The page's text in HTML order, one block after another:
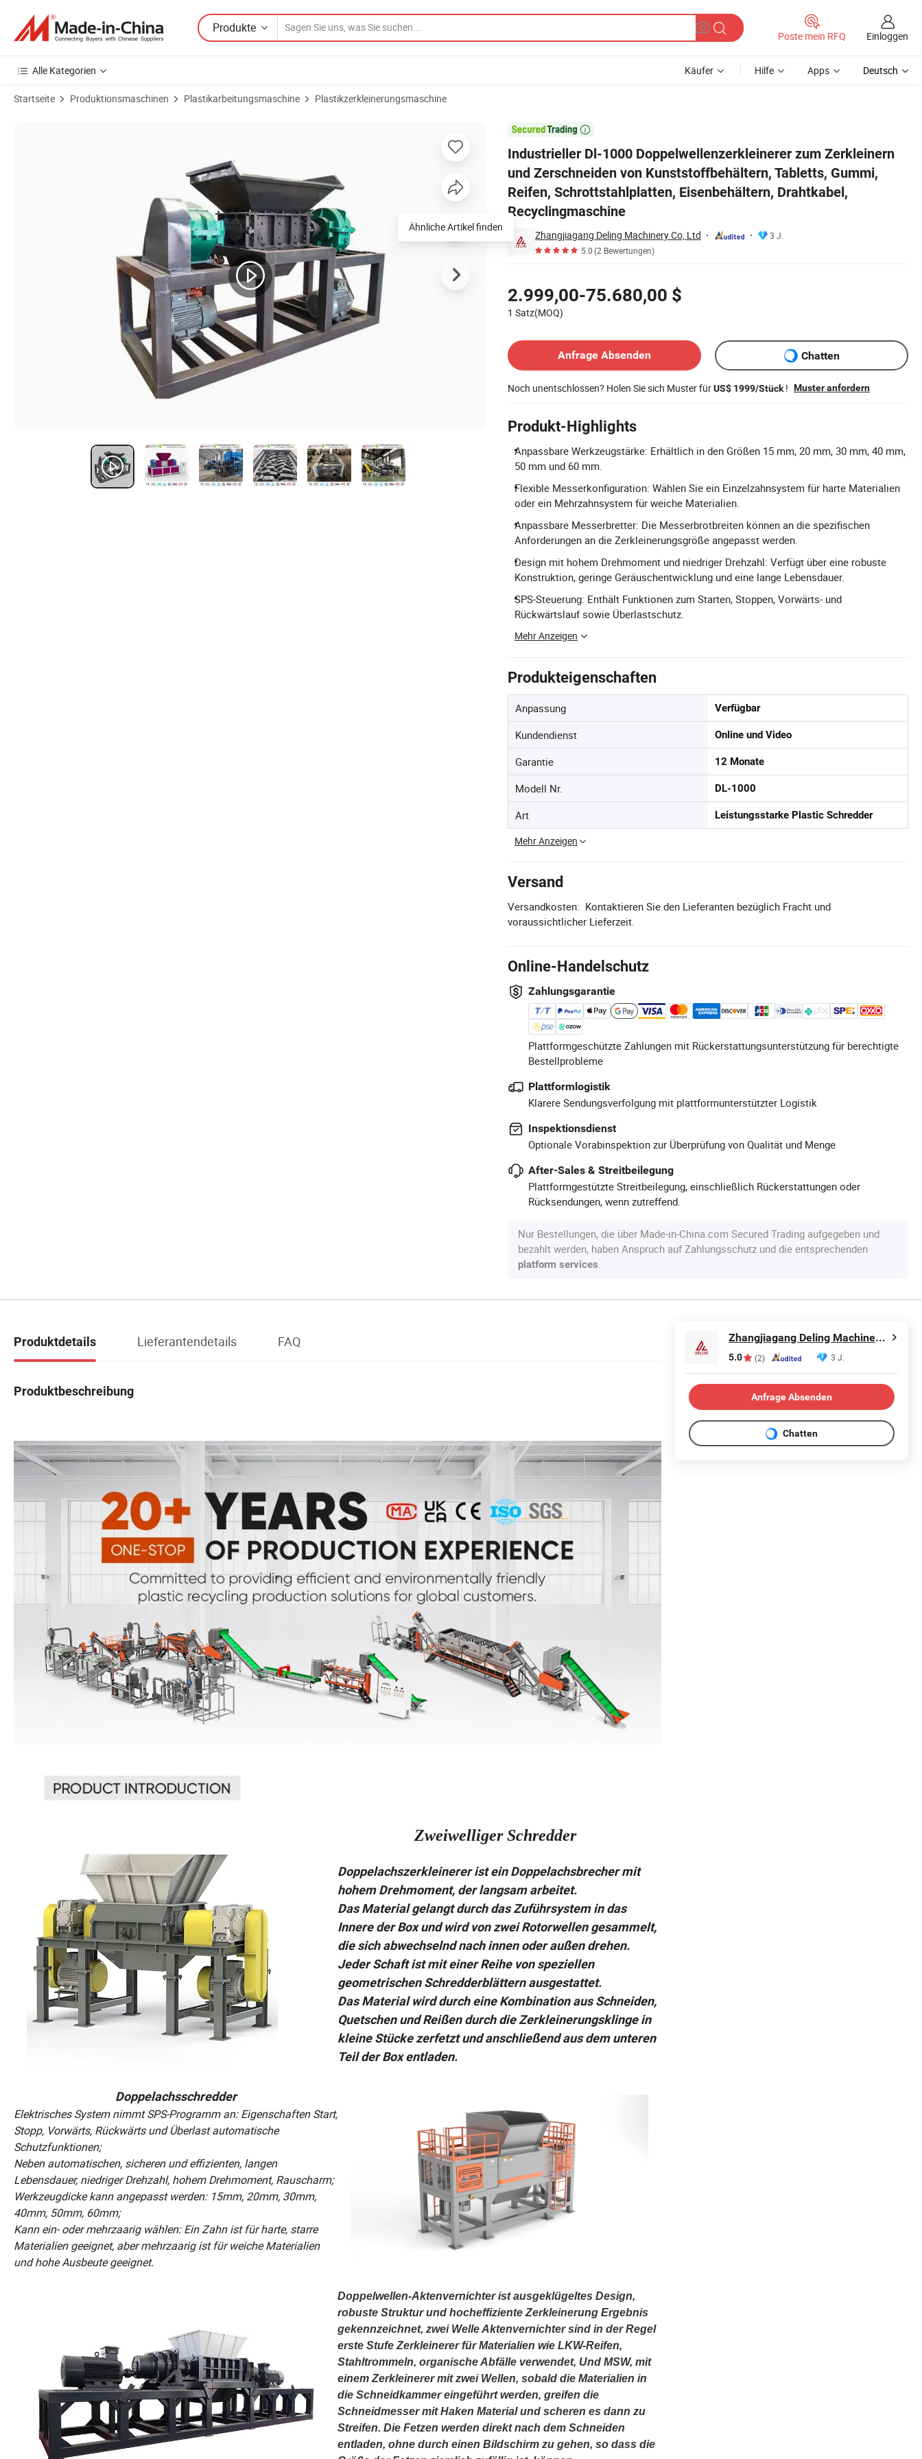
Produkte
Poste mein RFQ Einloggen
Alle Kategorien Käufer Hilfe Apps Deutsch
Startseite Produktionsmaschinen Plastikarbeitungsmaschine Plastikzerkleinerungsmaschine

Industrieller Dl-1000 Doppelwellenzerkleinerer zum Zerkleinern
und Zerschneiden von Kunststoffbehältern, Tabletts, Gummi,
Reifen, Schrottstahlplatten, Eisenbehältern, Drahtkabel,
Recyclingmaschine
Zhangjiagang Deling Machinery Co, Ltd
3 J.
5.0(2 Bewertungen)
2.999,00-75.680,00 $
1 Satz(MOQ)
Anfrage Absenden
Chatten
Noch unentschlossen? Holen Sie sich Muster fürUS$ 1999/Stück! Muster anfordern
Produkt-Highlights
Anpassbare Werkzeugstärke: Erhältlich in den Größen 15 mm, 20 mm, 30 mm, 40 mm,
50 mm und 60 mm.
Flexible Messerkonfiguration: Wählen Sie ein Einzelzahnsystem für harte Materialien
oder ein Mehrzahnsystem für weiche Materialien.
Anpassbare Messerbretter: Die Messerbrotbreiten können an die spezifischen
Anforderungen an die Zerkleinerungsgröße angepasst werden.
Design mit hohem Drehmoment und niedriger Drehzahl: Verfügt über eine robuste
Konstruktion, geringe Geräuschentwicklung und eine lange Lebensdauer.
SPS-Steuerung: Enthält Funktionen zum Starten, Stoppen, Vorwärts- und
Rückwärtslauf sowie Überlastschutz.
Mehr Anzeigen
Produkteigenschaften
Anpassung Verfügbar
Kundendienst Online und Video
Garantie 12 Monate
Modell Nr. DL-1000
Art Leistungsstarke Plastic Schredder
Mehr Anzeigen
Versand
Versandkosten: Kontaktieren Sie den Lieferanten bezüglich Fracht und
voraussichtlicher Lieferzeit.
Online-Handelschutz
Zahlungsgarantie
Plattformgeschützte Zahlungen mit Rückerstattungsunterstützung für berechtigte
Bestellprobleme
Plattformlogistik
Klarere Sendungsverfolgung mit plattformunterstützter Logistik
Inspektionsdienst
Optionale Vorabinspektion zur Überprüfung von Qualität und Menge
After-Sales & Streitbeilegung
Plattformgestützte Streitbeilegung, einschließlich Rückerstattungen oder
Rücksendungen, wenn zutreffend.
Nur Bestellungen, die über Made-in-China.com Secured Trading aufgegeben und
bezahlt werden, haben Anspruch auf Zahlungsschutz und die entsprechenden
platform services.
Produktbilder von Industrieller Dl-1000 Doppelwellenzerkleinerer zum Zerkleinern und Zerschneiden von Kunststoffbehältern, Tabletts, Gummi, Reifen, Schrottstahlplatten, Eisenbehältern, Drahtkabel,
Ähnliche Artikel finden
Produktdetails Lieferantendetails FAQ
Produktbeschreibung
Zweiwelliger Schredder
Doppelachszerkleinerer ist ein Doppelachsbrecher mit
hohem Drehmoment, der langsam arbeitet.
Das Material gelangt durch das Zuführsystem in das
Innere der Box und wird von zwei Rotorwellen gesammelt,
die sich abwechselnd nach innen oder außen drehen.
Jeder Schaft ist mit einer Reihe von speziellen
geometrischen Schredderblättern ausgestattet.
Das Material wird durch eine Kombination aus Schneiden,
Quetschen und Reißen durch die Zerkleinerungsklinge in
kleine Stücke zerfetzt und anschließend aus dem unteren
Teil der Box entladen.
Doppelachsschredder
Elektrisches System nimmt SPS-Programm an: Eigenschaften Start,
Stopp, Vorwärts, Rückwärts und Überlast automatische
Schutzfunktionen;
Neben automatischen, sicheren und effizienten, langen
Lebensdauer, niedriger Drehzahl, hohem Drehmoment, Rauscharm;
Werkzeugdicke kann angepasst werden: 15mm, 20mm, 30mm,
40mm, 50mm, 60mm;
Kann ein- oder mehrzaarig wählen: Ein Zahn ist für harte, starre
Materialien geeignet, aber mehrzaarig ist für weiche Materialien
und hohe Ausbeute geeignet.
Doppelwellen-Aktenvernichter ist ausgeklügeltes Design,
robuste Struktur und hocheffiziente Zerkleinerung Ergebnis
gekennzeichnet, zwei Welle Aktenvernichter sind in der Regel
erste Stufe Zerkleinerer für Materialien wie LKW-Reifen,
Stahltrommeln, organische Abfälle verwendet, Und MSW, mit
einem Zerkleinerer mit zwei Wellen, sobald die Materialien in
die Schneidkammer eingeführt werden, greifen die
Schneidmesser mit Haken Material und scheren es dann zu
Streifen. Die Fetzen werden direkt nach dem Schneiden
entladen, ohne durch einen Bildschirm zu gehen, so dass die
Zhangjiagang Deling Machinery Co, Ltd
5.0 (2) 3 J.
Anfrage Absenden
Chatten